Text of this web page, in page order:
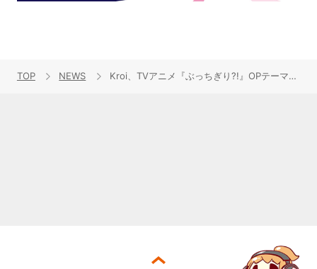
TOP NEWS Kroi、TVアニメ『ぶっちぎり?!』OPテーマ「Sesame」ミュージックビデオ公開！